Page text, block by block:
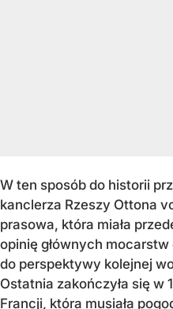
W ten sposób do historii
kanclerza Rzeszy Ottona
prasowa, która miała
opinię głównych
do perspektywy kolejnej
Ostatnia zakończyła się w
Francji, która musiała